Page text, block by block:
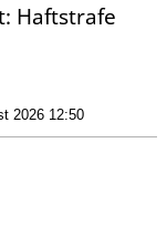
Haftstrafe
2026 12:50